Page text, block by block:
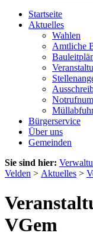
Startseite
Aktuelles
Wahlen
Amtliche
Bürgerservice
Über uns
Gemeinden
Sie sind hier:
Velden > Aktuelles >
VGem